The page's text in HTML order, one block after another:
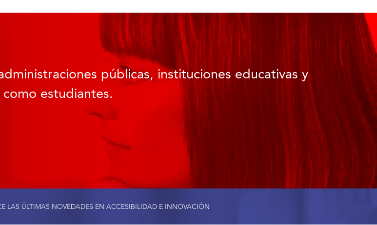
públicas, instituciones educativas y
estudiantes.
LAS ÚLTIMAS NOVEDADES EN ACCESIBILIDAD E INNOVACIÓN